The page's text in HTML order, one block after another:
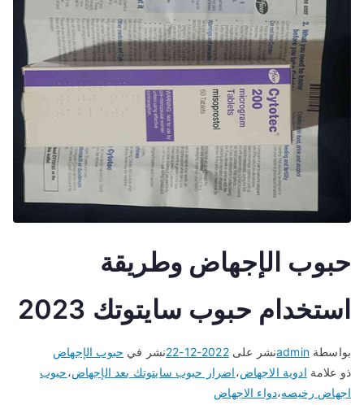
حبوب الإجهاض وطريقة
استخدام حبوب سايتوتك 2023
بواسطةadminنشر على2022-12-22 نشر في حبوب الإجهاض
ذو علامة ادوية الاجهاض،اضرار حبوب سايتوتك بعد الإجهاض،حبوب
اجهاض رخيصه،دواء الاجهاض